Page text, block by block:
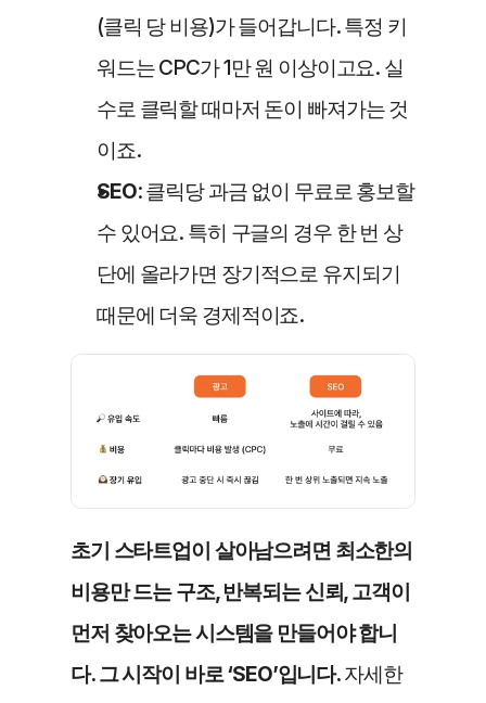
(클릭 당 비용)가 들어갑니다. 특정 키
워드는 CPC가 1만 원 이상이고요. 실
수로 클릭할 때마저 돈이 빠져가는 것
이죠.
SEO: 클릭당 과금 없이 무료로 홍보할
수 있어요. 특히 구글의 경우 한 번 상
단에 올라가면 장기적으로 유지되기
때문에 더욱 경제적이죠.
초기 스타트업이 살아남으려면 최소한의
비용만 드는 구조, 반복되는 신뢰, 고객이
먼저 찾아오는 시스템을 만들어야 합니
다. 그 시작이 바로 ‘SEO’입니다. 자세한